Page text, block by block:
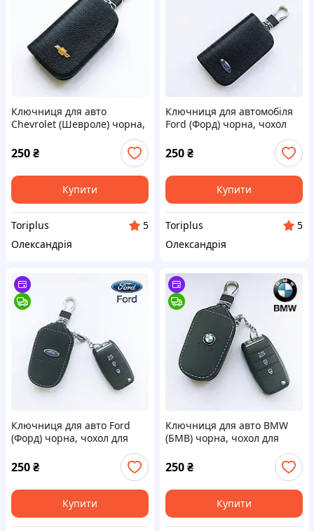
Ключниця для авто
Chevrolet (Шевроле) чорна,
карабіні унісекс
250₴
Купити
Toriplus
5
Олександрія
Ключниця для автомобіля
Ford (Форд) чорна, чохол
унісекс
250₴
Купити
Toriplus
5
Олександрія
Ключниця для авто Ford
(Форд) чорна, чохол для
ключів на карабіні унісекс
250₴
Купити
Ключниця для авто BMW
(БМВ) чорна, чохол для
ключів на карабіні унісекс
250₴
Купити